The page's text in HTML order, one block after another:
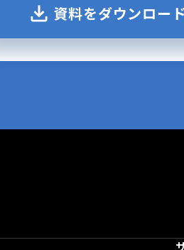
資料をダウンロー